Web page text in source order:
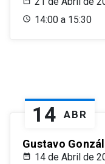
14:00 a 15:30
14 ABR
Gustavo
14 de Abril de